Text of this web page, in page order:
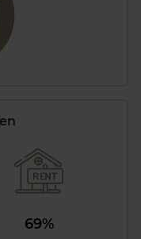
69%